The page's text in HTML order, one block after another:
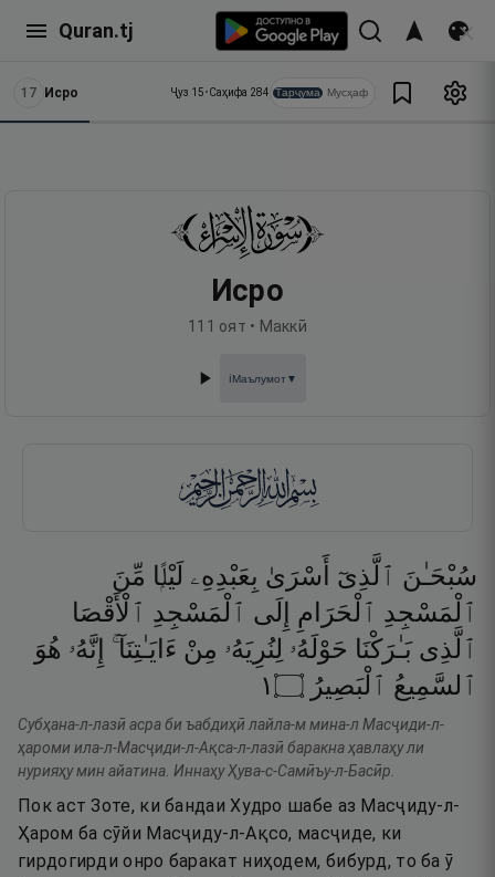
Quran.tj
17 Исро Ҷуз 15•Саҳифа 284 Тарҷума Мусҳаф
Исро
111 оят • Маккӣ
ℹ️Маълумот▼
سُبْحَـٰنَ ٱلَّذِىٓ أَسْرَىٰ بِعَبْدِهِۦ لَيْلًۭا مِّنَ
ٱلْمَسْجِدِ ٱلْحَرَامِ إِلَى ٱلْمَسْجِدِ ٱلْأَقْصَا
ٱلَّذِى بَـٰرَكْنَا حَوْلَهُۥ لِنُرِيَهُۥ مِنْ ءَايَـٰتِنَآ ۚ إِنَّهُۥ هُوَ
ٱلسَّمِيعُ ٱلْبَصِيرُ ۝١
Субҳана-л-лазӣ асра би ъабдиҳӣ лайла-м мина-л Масҷиди-л-
ҳароми ила-л-Масҷиди-л-Ақса-л-лазӣ баракна ҳавлаҳу ли
нурияҳу мин айатина. Иннаҳу Ҳува-с-Самӣъу-л-Басӣр.
Пок аст Зоте, ки бандаи Худро шабе аз Масҷиду-л-
Ҳаром ба сӯйи Масҷиду-л-Ақсо, масҷиде, ки
гирдогирди онро баракат ниҳодем, бибурд, то ба ӯ